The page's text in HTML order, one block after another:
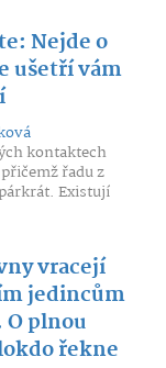
Nejde o
ušetří vám
kontaktech
řadu z
Existují
vracejí
jedincům
O plnou
řekne